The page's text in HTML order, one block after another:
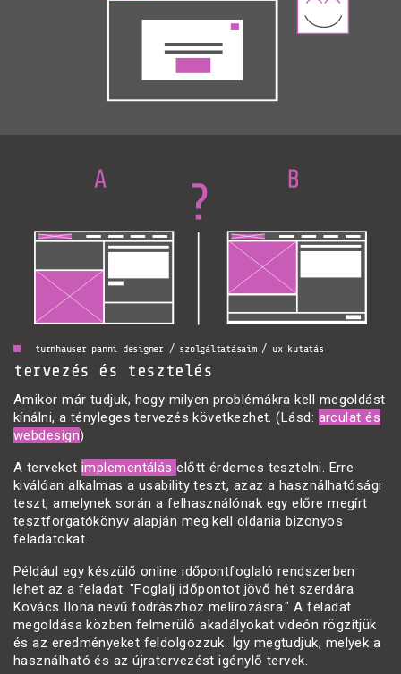
turnhauser panni designer / szolgáltatásaim / ux kutatás
tervezés és tesztelés
Amikor már tudjuk, hogy milyen problémákra kell megoldást
kínálni, a tényleges tervezés következhet. (Lásd: arculat és
webdesign)
A terveket implementáláselőtt érdemes tesztelni. Erre
kiválóan alkalmas a usability teszt, azaz a használhatósági
teszt, amelynek során a felhasználónak egy előre megírt
tesztforgatókönyv alapján meg kell oldania bizonyos
feladatokat.
Például egy készülő online időpontfoglaló rendszerben
lehet az a feladat: "Foglalj időpontot jövő hét szerdára
Kovács Ilona nevű fodrászhoz melírozásra." A feladat
megoldása közben felmerülő akadályokat videón rögzítjük
és az eredményeket feldolgozzuk. Így megtudjuk, melyek a
használható és az újratervezést igénylő tervek.